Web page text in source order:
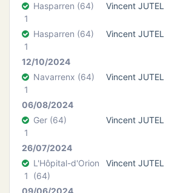
1
Hasparren (64) Vincent JUTEL
1
Hasparren (64) Vincent JUTEL
12/10/2024
1
Navarrenx (64) Vincent JUTEL
06/08/2024
1
Ger (64) Vincent JUTEL
26/07/2024
1
L'Hôpital-d'Orion
(64)
Vincent JUTEL